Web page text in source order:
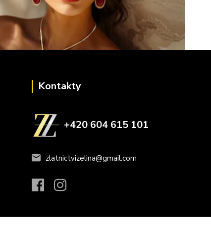
Kontakty
+420 604 615 101
zlatnictvizelina@gmail.com